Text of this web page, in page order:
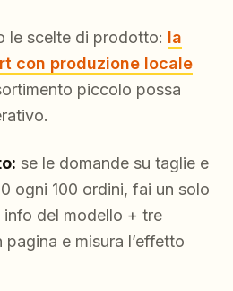
le scelte di prodotto: la
con produzione locale
piccolo possa
se le domande su taglie e
ogni 100 ordini, fai un solo
del modello + tre
e misura l’effetto